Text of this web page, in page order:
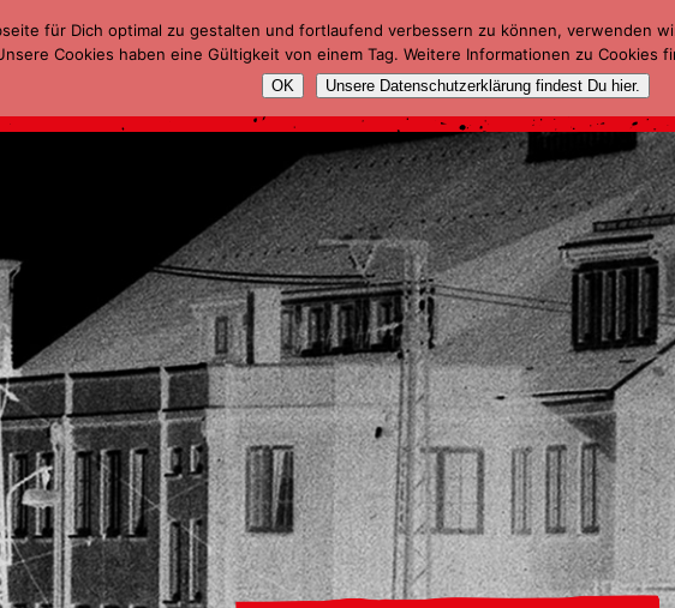
für Dich optimal zu gestalten und fortlaufend verbessern zu können, verwenden
Cookies haben eine Gültigkeit von einem Tag. Weitere Informationen zu Cookies
OK Unsere Datenschutzerklärung findest Du hier.